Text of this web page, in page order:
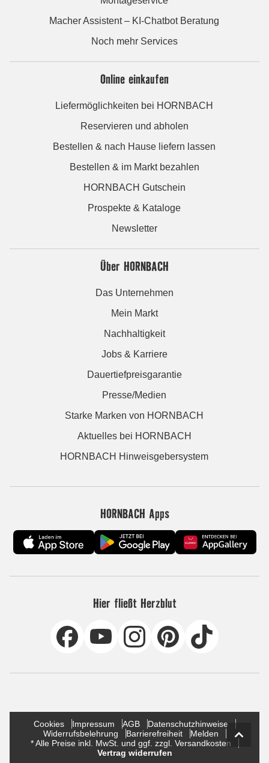
Macher Assistent – KI-Chatbot Beratung
Noch mehr Services
Online einkaufen
Liefermöglichkeiten bei HORNBACH
Reservieren und abholen
Bestellen & nach Hause liefern lassen
Bestellen & im Markt bezahlen
HORNBACH Gutschein
Prospekte & Kataloge
Newsletter
Über HORNBACH
Das Unternehmen
Mein Markt
Nachhaltigkeit
Jobs & Karriere
Dauertiefpreisgarantie
Presse/Medien
Starke Marken von HORNBACH
Aktuelles bei HORNBACH
HORNBACH Hinweisgebersystem
HORNBACH Apps
Hier fließt Herzblut
Cookies Impressum AGB
Datenschutzhinweise
Widerrufsbelehrung
Barrierefreiheit
Melden
* Alle Preise inkl. MwSt. und ggf. zzgl. Versandkosten
Vertrag widerrufen